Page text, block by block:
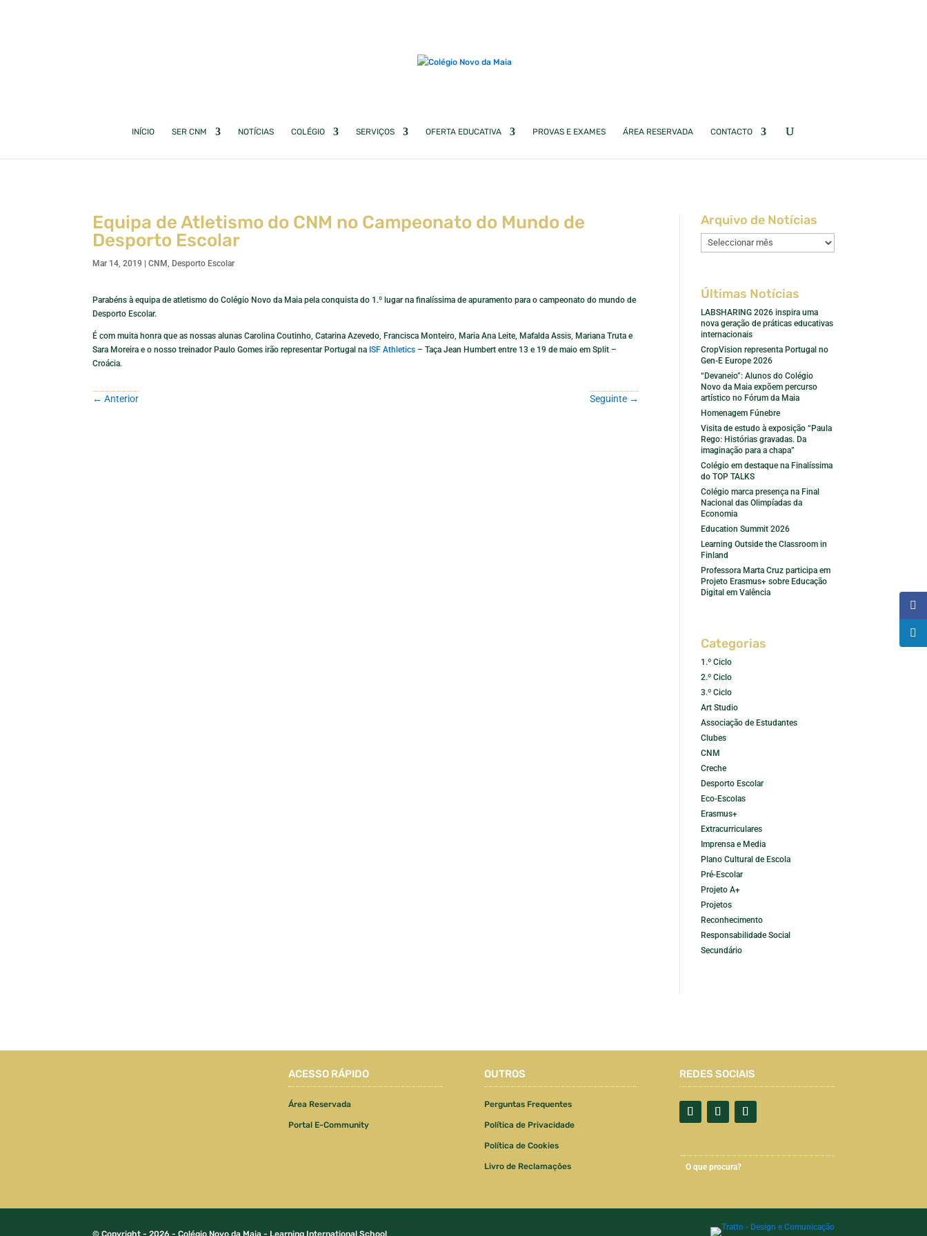
INÍCIO SER CNM NOTÍCIAS COLÉGIO SERVIÇOS OFERTA EDUCATIVA PROVAS E EXAMES ÁREA RESERVADA CONTACTO
Equipa de Atletismo do CNM no Campeonato do Mundo de
Desporto Escolar
Mar 14, 2019 |CNM Desporto Escolar
Parabéns à equipa de atletismo do Colégio Novo da Maia pela conquista do 1.º lugar na finalíssima de apuramento para o campeonato do mundo de
Desporto Escolar.
É com muita honra que as nossas alunas Carolina Coutinho, Catarina Azevedo, Francisca Monteiro, Maria Ana Leite, Mafalda Assis, Mariana Truta e
Sara Moreira e o nosso treinador Paulo Gomes irão representar Portugal na ISF Athletics – Taça Jean Humbert entre 13 e 19 de maio em Split –
Croácia.
←Anterior Seguinte →
Arquivo de Notícias
Arquivo
de
Últimas Notícias
LABSHARING 2026 inspira uma
nova geração de práticas educativas
internacionais
CropVision representa Portugal no
Gen-E Europe 2026
“Devaneio”: Alunos do Colégio
Novo da Maia expõem percurso
artístico no Fórum da Maia
Homenagem Fúnebre
Visita de estudo à exposição “Paula
Rego: Histórias gravadas. Da
imaginação para a chapa”
Colégio em destaque na Finalíssima
do TOP TALKS
Colégio marca presença na Final
Nacional das Olimpíadas da
Economia
Education Summit 2026
Learning Outside the Classroom in
Finland
Professora Marta Cruz participa em
Projeto Erasmus+ sobre Educação
Digital em Valência
Categorias
1.º Ciclo
2.º Ciclo
3.º Ciclo
Art Studio
Associação de Estudantes
Clubes
CNM
Creche
Desporto Escolar
Eco-Escolas
Erasmus+
Extracurriculares
Imprensa e Media
Plano Cultural de Escola
Pré-Escolar
Projeto A+
Projetos
Reconhecimento
Responsabilidade Social
Secundário
ACESSO RÁPIDO
Área Reservada
Portal E-Community
OUTROS
Perguntas Frequentes
Política de Privacidade
Política de Cookies
Livro de Reclamações
REDES SOCIAIS